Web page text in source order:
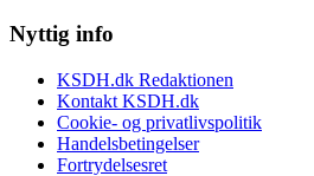
Nyttig info
KSDH.dk Redaktionen
Kontakt KSDH.dk
Cookie- og privatlivspolitik
Handelsbetingelser
Fortrydelsesret